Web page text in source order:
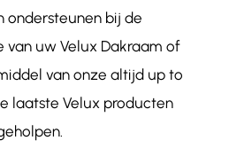
ondersteunen bij de
van uw Velux Dakraam of
van onze altijd up to
laatste Velux producten